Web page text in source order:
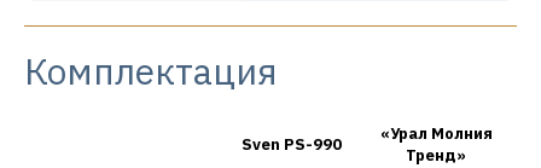
Комплектация
Sven PS-990
«Урал Молния
Тренд»